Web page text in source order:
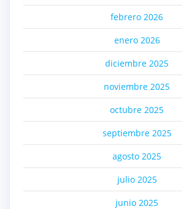
febrero 2026
enero 2026
diciembre 2025
noviembre 2025
octubre 2025
septiembre 2025
agosto 2025
julio 2025
junio 2025